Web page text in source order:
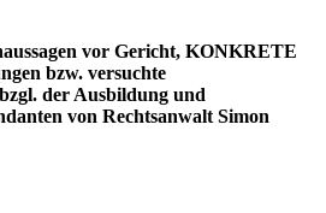
vor Gericht, KONKRETE
bzw. versuchte
der Ausbildung und
von Rechtsanwalt Simon